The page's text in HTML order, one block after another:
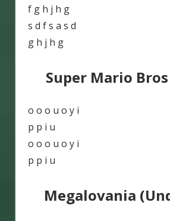
f g h j h g
s d f s a s d
g h j h g
Super Mario
o o o u o y i
p p i u
o o o u o y i
p p i u
Megalovania